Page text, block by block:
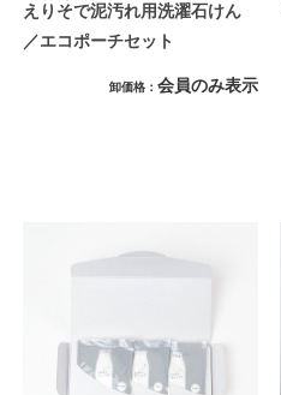
えりそで泥汚れ用洗濯石けん
／エコポーチセット
卸価格 会員のみ表示